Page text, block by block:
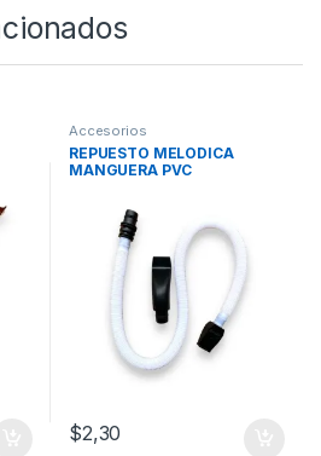
Accesorios
REPUESTO MELODICA
MANGUERA PVC
$2,30